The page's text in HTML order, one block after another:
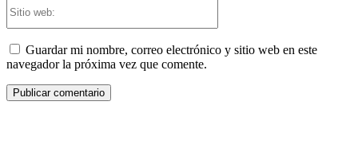
Guardar mi nombre, correo electrónico y sitio web en este
navegador la próxima vez que comente.